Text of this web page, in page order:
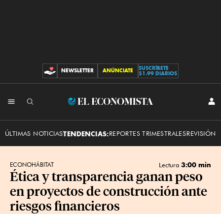
CONTRIBUCIONES
NEWSLETTER ANÚNCIATE
SUSCRÍBETE
$1.99 DIARIOS
El
ÚLTIMAS NOTICIASTENDENCIAS:REPORTES TRIMESTRALESREVISIÓN
ECONOHÁBITAT Lectura 3:00 min
Ética y transparencia ganan peso
en proyectos de construcción ante
riesgos financieros